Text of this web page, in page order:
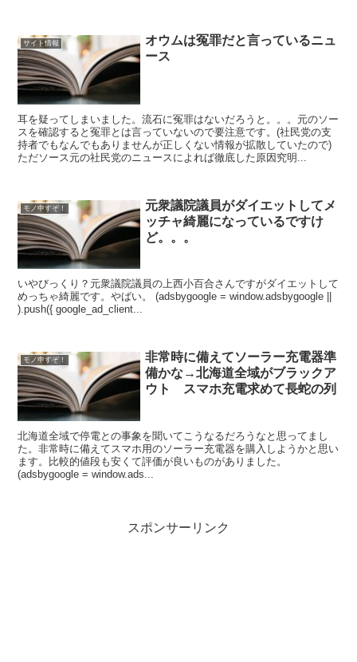
サイト情報
オウムは冤罪だと言っているニュ
ース
耳を疑ってしまいました。流石に冤罪はないだろうと。。。元のソー
スを確認すると冤罪とは言っていないので要注意です。(社民党の支
持者でもなんでもありませんが正しくない情報が拡散していたので)
ただソース元の社民党のニュースによれば徹底した原因究明...
モノ申すぞ！
元衆議院議員がダイエットしてメ
ッチャ綺麗になっているですけ
ど。。。
いやびっくり？元衆議院議員の上西小百合さんですがダイエットして
めっちゃ綺麗です。やばい。 (adsbygoogle = window.adsbygoogle ||
).push({ google_ad_client...
モノ申すぞ！
非常時に備えてソーラー充電器準
備かな→北海道全域がブラックア
ウト スマホ充電求めて長蛇の列
北海道全域で停電との事象を聞いてこうなるだろうなと思ってまし
た。非常時に備えてスマホ用のソーラー充電器を購入しようかと思い
ます。比較的値段も安くて評価が良いものがありました。
(adsbygoogle = window.ads...
スポンサーリンク